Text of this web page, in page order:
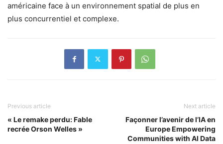
américaine face à un environnement spatial de plus en
plus concurrentiel et complexe.
Previous article
« Le remake perdu: Fable
recrée Orson Welles »
Next article
Façonner l’avenir de l’IA en
Europe Empowering
Communities with AI Data